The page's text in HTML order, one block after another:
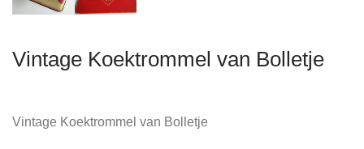
Vintage Koektrommel van Bolletje
Vintage Koektrommel van Bolletje